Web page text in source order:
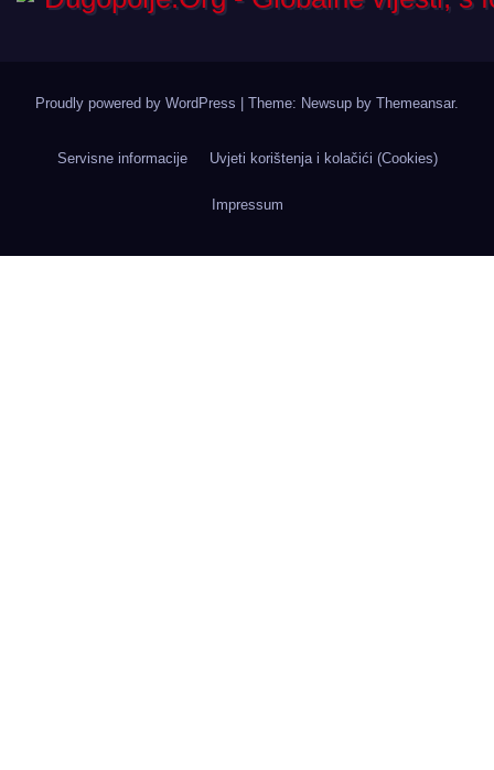
Proudly powered by WordPress | Theme: Newsup by Themeansar.
Servisne informacije Uvjeti korištenja i kolačići (Cookies)
Impressum